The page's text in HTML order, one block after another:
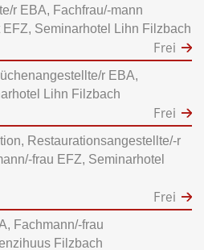
r EBA, Fachfrau/-mann
Seminarhotel Lihn Filzbach
Frei
r EBA,
Lihn Filzbach
Frei
Restaurationsangestellte/-r
frau EFZ, Seminarhotel
Frei
Fachmann/-frau
Filzbach